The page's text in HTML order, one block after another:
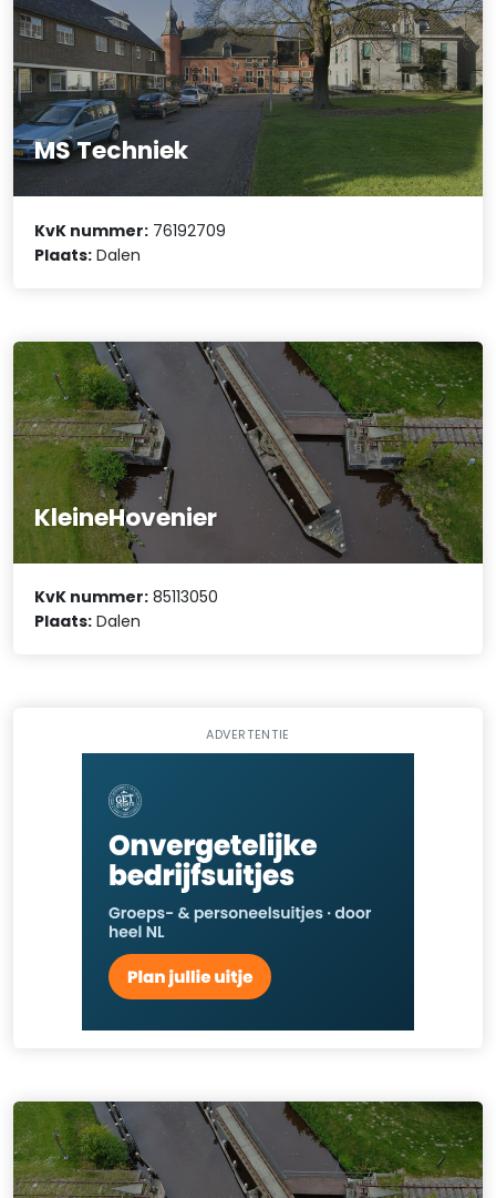
MS Techniek
KvK nummer: 76192709
Plaats: Dalen
KleineHovenier
KvK nummer: 85113050
Plaats: Dalen
ADVERTENTIE